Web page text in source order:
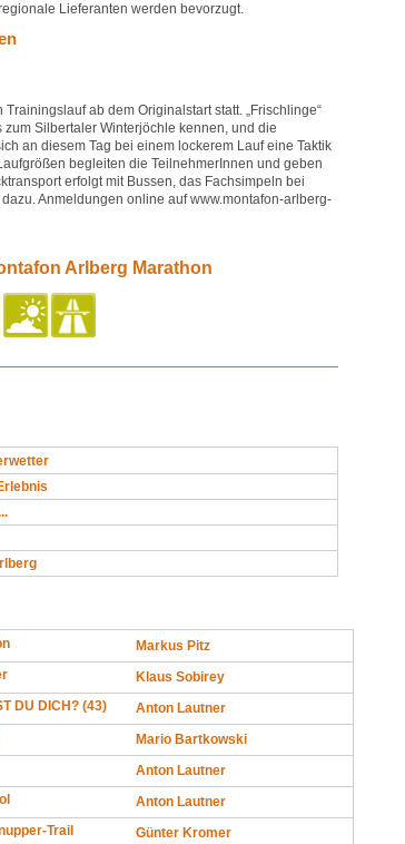
Lieferanten werden bevorzugt.
ab dem Originalstart statt. „Frischlinge“
Silbertaler Winterjöchle kennen, und die
an diesem Tag bei einem lockerem Lauf eine Taktik
begleiten die TeilnehmerInnen und geben
erfolgt mit Bussen, das Fachsimpeln bei
Anmeldungen online auf www.montafon-arlberg-
Arlberg Marathon
Markus Pitz
Klaus Sobirey
DU DICH? (43)
Anton Lautner
Mario Bartkowski
Anton Lautner
Anton Lautner
Trail Günter Kromer